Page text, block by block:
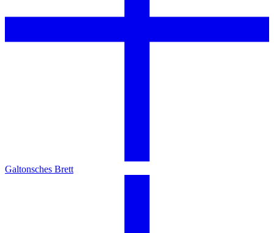
Galtonsches Brett